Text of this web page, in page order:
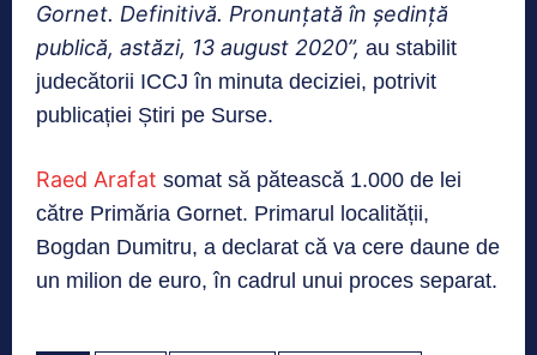
Gornet. Definitivă. Pronunţată în şedinţă
publică, astăzi, 13 august 2020”, au stabilit
judecătorii ICCJ în minuta deciziei, potrivit
publicației Știri pe Surse.
Raed Arafat somat să pătească 1.000 de lei
către Primăria Gornet. Primarul localității,
Bogdan Dumitru, a declarat că va cere daune de
un milion de euro, în cadrul unui proces separat.